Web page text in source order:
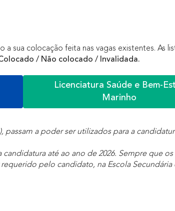
sua colocação feita nas vagas existentes. As
/ Não colocado / Invalidada.
Licenciatura Saúde e Bem-
Marinho
passam a poder ser utilizados para a
até ao ano de 2026. Sempre que os
pelo candidato, na Escola Secundária